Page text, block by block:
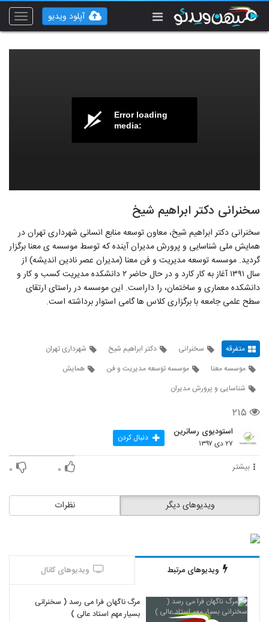
Toggle
آپلود ویدیو
Error loading
media:
سخنرانی دکتر ابراهیم شیخ
سخنرانی دکتر ابراهیم شیخ، معاون توسعه منابع انسانی شهرداری تهران در
همایش ملی شناسایی و پرورش مدیران آینده که توسط موسسه ی معنا برگزار
گردید. موسسه توسعه مدیریت و فن معنا (مدیران عصر نادین اندیشه) از
سال ۱۳۹۱ آغاز به کار کارد و در حال حاضر ۲ دانشکده مدیریت کسب و کار و
دانشکده معماری و ساختمان، را داراست. این موسسه در راستای ارتقای
سطح علمی جامعه با برگزاری کلاس ها گامی استوار برداشته است.
متفرقه سخنرانی دکتر ابراهیم شیخ
شهرداری تهران
موسسه معنا
موسسه توسعه مدیریت و فن
همایش
شناسایی و پرورش مدیران
۲۱۵
استودیوی رساترین
۲۷ دی ۱۳۹۷ دنبال کردن
بیشتر ۰ ۰
نظرات ویدیوهای دیگر
ویدیوهای مرتبط ویدیوهای کانال
مرگ ناگهان فرا می رسد ( سخنرانی
بسیار مهم استاد عالی )